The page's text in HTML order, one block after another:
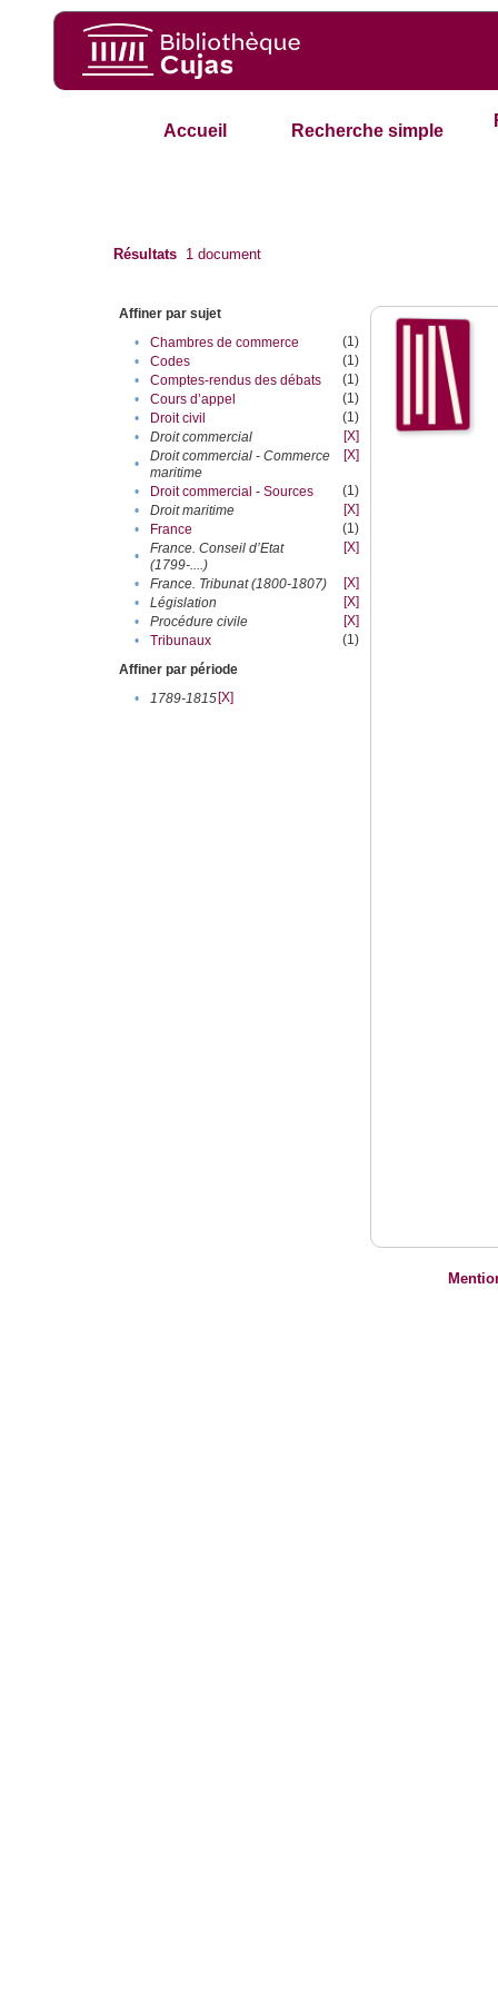
Accueil Recherche simple
Résultats 1 document
Affiner par sujet
•
Chambres de commerce
(1)
•
Codes
(1)
•
Comptes-rendus des débats
(1)
•
Cours d’appel
(1)
•
Droit civil
(1)
•
Droit commercial
[X]
•
Droit commercial - Commerce
maritime
[X]
• Droit commercial - Sources
(1)
•
Droit maritime
[X]
•
France
(1)
•
France. Conseil d’Etat
(1799-....)
[X]
• France. Tribunat (1800-1807)
[X]
•
Législation
[X]
•
Procédure civile
[X]
•
Tribunaux
(1)
Affiner par période
•
1789-1815[X]